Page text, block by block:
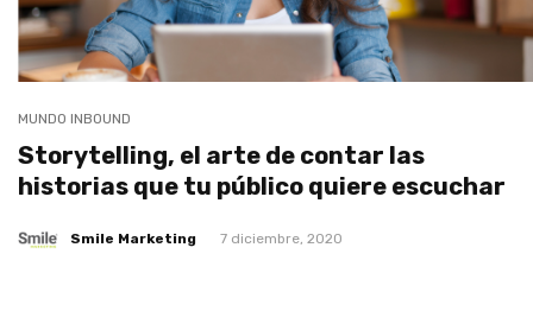
MUNDO INBOUND
Storytelling, el arte de contar las
historias que tu público quiere escuchar
Smile Marketing 7 diciembre, 2020